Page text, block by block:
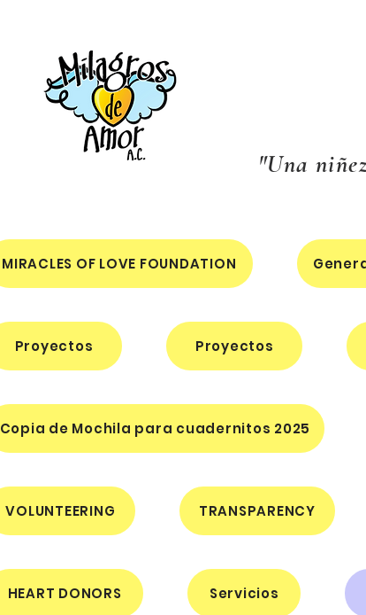
"Una
MIRACLES OF LOVE FOUNDATION
Proyectos Proyectos
Copia de Mochila para cuadernitos 2025
VOLUNTEERING TRANSPARENCY
HEART DONORS Servicios